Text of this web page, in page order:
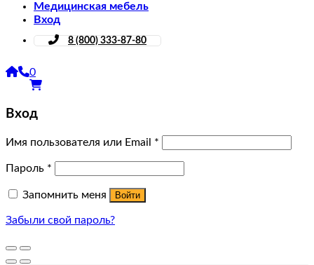
Медицинская мебель
Вход
8 (800) 333-87-80
0
Вход
Имя пользователя или Email *
Пароль *
Запомнить меня Войти
Забыли свой пароль?